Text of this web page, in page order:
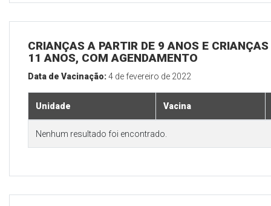
CRIANÇAS A PARTIR DE 9 ANOS E
11 ANOS, COM AGENDAMENTO
Data de Vacinação:4 de fevereiro de 2022
Unidade Vacina
Nenhum resultado foi encontrado.